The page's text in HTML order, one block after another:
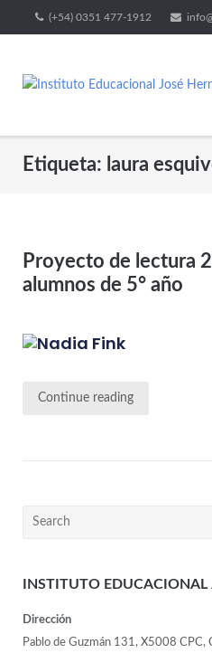
(+54) 0351 477-1912
Etiqueta: laura
Proyecto de lectura
alumnos de 5° año
Continue reading
INSTITUTO EDUCACIONAL
Dirección
Pablo de Guzmán 131, X5008 CPC,